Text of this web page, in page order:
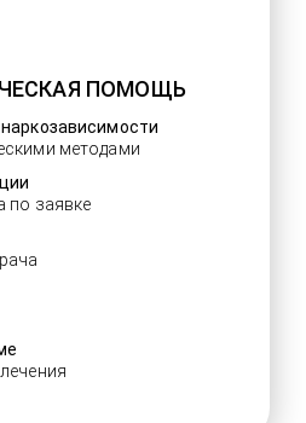
ПОМОЩЬ
методами
по заявке